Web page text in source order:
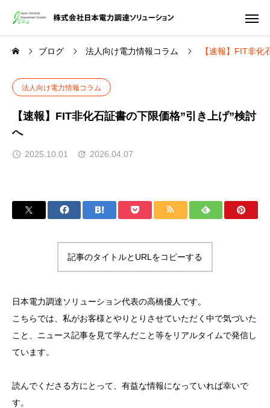
ブログ 法人向け電力情報コラム 【速報】FIT非化
法人向け電力情報コラム
【速報】FIT非化石証書の下限価格”引き上げ”検討
へ
2025.10.01 2026.04.07
記事のタイトルとURLをコピーする
日本電力調達ソリューション代表の高橋優人です。
こちらでは、私がお客様とやりとりさせていただく中で気づいた
こと、ニュース記事を見て学んだこと等をリアルタイムで発信し
ています。
読んでくださる方にとって、有益な情報になっていれば幸いで
す。